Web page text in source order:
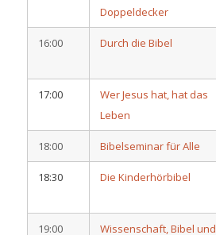
Doppeldecker
16:00 Durch die Bibel
17:00
Wer Jesus hat, hat das
Leben
18:00 Bibelseminar für Alle
18:30 Die Kinderhörbibel
19:00
Wissenschaft, Bibel und